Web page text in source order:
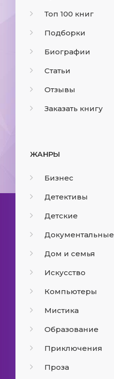
Топ 100 книг
Подборки
Биографии
Статьи
Отзывы
Заказать книгу
ЖАНРЫ
Бизнес
Детективы
Детские
Документальные
Дом и семья
Искусство
Компьютеры
Мистика
Образование
Приключения
Проза